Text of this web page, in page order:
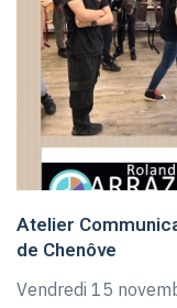
Atelier
de Chenôve
Vendredi 15